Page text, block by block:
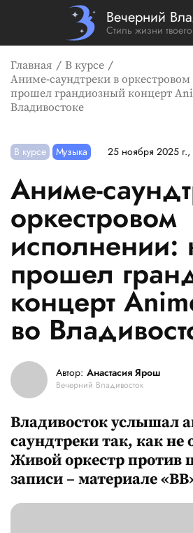
Вечерний
Стиль жизни
Главная
В курсе
Аниме-саундтреки в
прошел грандиозный концерт
Владивостоке
В курсе Музыка 25 ноября 2025
Аниме-
оркестровом
исполнении:
прошел
концерт
во
Автор: Анастасия Ярош
Вечерний Владивосток
Владивосток услышал
саундтреки так, как не
Живой оркестр против
записи – материале